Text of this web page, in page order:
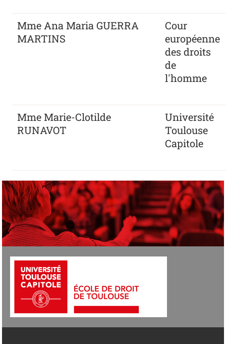
Mme Ana Maria GUERRA
MARTINS
Cour
européenne
des droits
de
l'homme
Mme Marie-Clotilde
RUNAVOT
Université
Toulouse
Capitole